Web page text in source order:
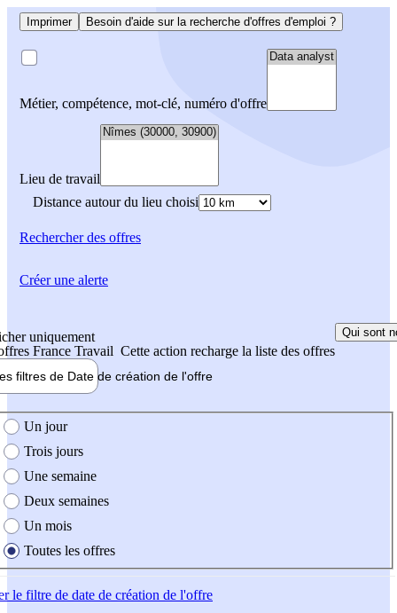
Imprimer Besoin d'aide sur la recherche d'offres d'emploi ?
Métier, compétence, mot-clé, numéro d'offre
Lieu de travail
Distance autour du lieu choisi
Rechercherdes offres
uniquement
France Travail Cette action recharge la liste des offres
Qui sont
filtres de Date de création de l'offre
création de l'offre
Un jour
Trois jours
Une semaine
Deux semaines
Un mois
Toutes les offres
le filtre de date de création de l'offre
Créer une alerte